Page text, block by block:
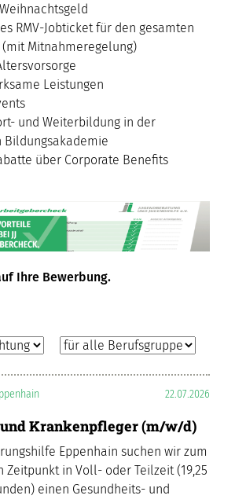
RMV-Jobticket für den gesamten
(mit Mitnahmeregelung)
Leistungen
und Weiterbildung in der
Bildungsakademie
über Corporate Benefits
Ihre Bewerbung.
22.07.2026
Krankenpfleger (m/w/d)
Eppenhain suchen wir zum
Zeitpunkt in Voll- oder Teilzeit (19,25
einen Gesundheits- und